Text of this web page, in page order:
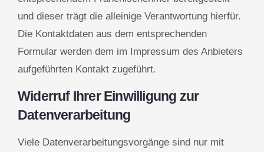
und dieser trägt die alleinige Verantwortung hierfür.
Die Kontaktdaten aus dem entsprechenden
Formular werden dem im Impressum des Anbieters
aufgeführten Kontakt zugeführt.
Widerruf Ihrer Einwilligung zur
Datenverarbeitung
Viele Datenverarbeitungsvorgänge sind nur mit